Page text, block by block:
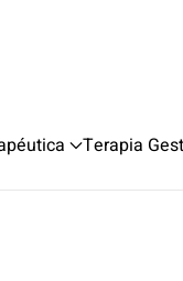
Terapia